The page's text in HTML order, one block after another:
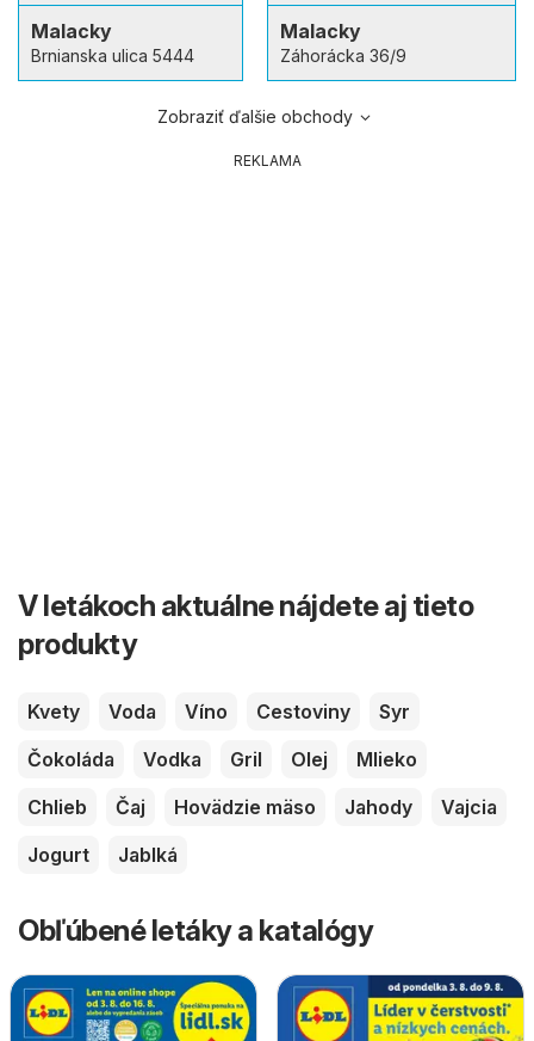
Malacky
Brnianska ulica 5444
Malacky
Záhorácka 36/9
Zobraziť ďalšie obchody
REKLAMA
V letákoch aktuálne nájdete aj tieto
produkty
Kvety Voda Víno Cestoviny
Syr
Čokoláda
Vodka Gril Olej
Mlieko
Chlieb
Čaj Hovädzie mäso Jahody
Vajcia
Jogurt
Jablká
Obľúbené letáky a katalógy